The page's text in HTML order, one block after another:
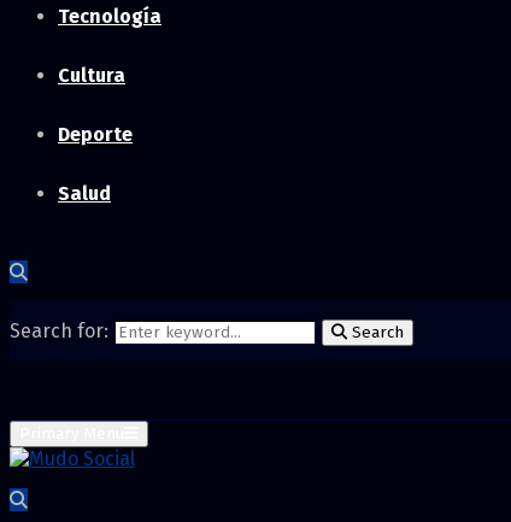
Tecnología
Cultura
Deporte
Salud
Search for: Search